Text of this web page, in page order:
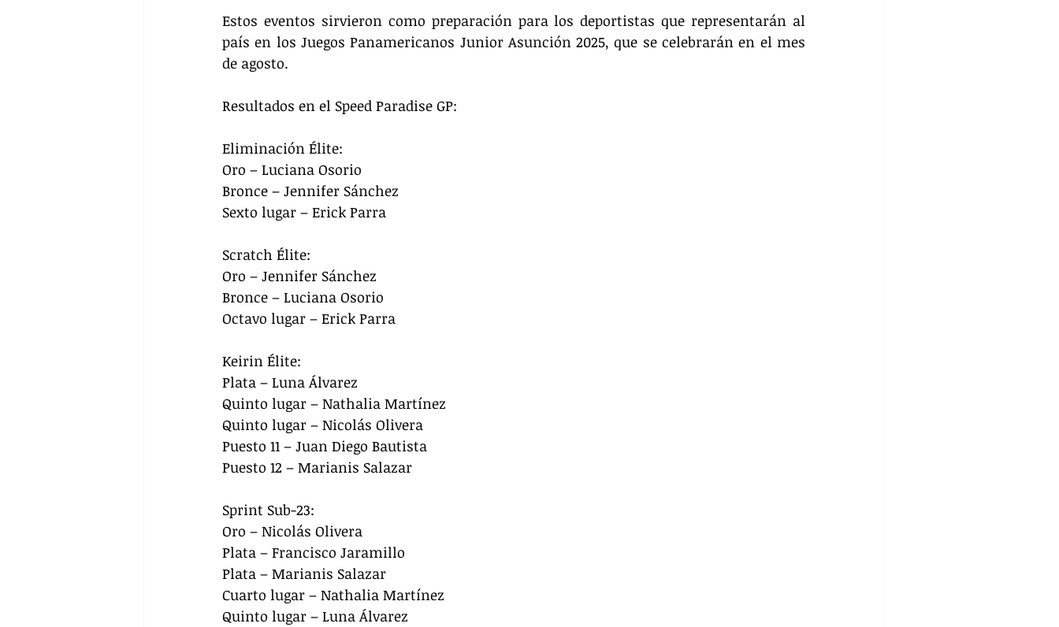
Estos eventos sirvieron como preparación para los deportistas que representarán al
país en los Juegos Panamericanos Junior Asunción 2025, que se celebrarán en el mes
de agosto.
Resultados en el Speed Paradise GP:
Eliminación Élite:
Oro – Luciana Osorio
Bronce – Jennifer Sánchez
Sexto lugar – Erick Parra
Scratch Élite:
Oro – Jennifer Sánchez
Bronce – Luciana Osorio
Octavo lugar – Erick Parra
Keirin Élite:
Plata – Luna Álvarez
Quinto lugar – Nathalia Martínez
Quinto lugar – Nicolás Olivera
Puesto 11 – Juan Diego Bautista
Puesto 12 – Marianis Salazar
Sprint Sub-23:
Oro – Nicolás Olivera
Plata – Francisco Jaramillo
Plata – Marianis Salazar
Cuarto lugar – Nathalia Martínez
Quinto lugar – Luna Álvarez